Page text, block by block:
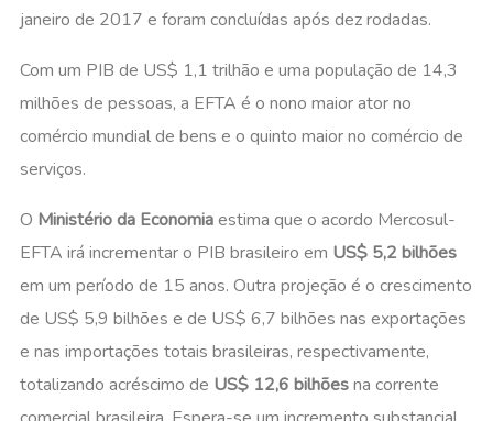
janeiro de 2017 e foram concluídas após dez rodadas.
Com um PIB de US$ 1,1 trilhão e uma população de 14,3
milhões de pessoas, a EFTA é o nono maior ator no
comércio mundial de bens e o quinto maior no comércio de
serviços.
O Ministério da Economiaestima que o acordo Mercosul-
EFTA irá incrementar o PIB brasileiro em US$ 5,2 bilhões
em um período de 15 anos. Outra projeção é o crescimento
de US$ 5,9 bilhões e de US$ 6,7 bilhões nas exportações
e nas importações totais brasileiras, respectivamente,
totalizando acréscimo de US$ 12,6 bilhõesna corrente